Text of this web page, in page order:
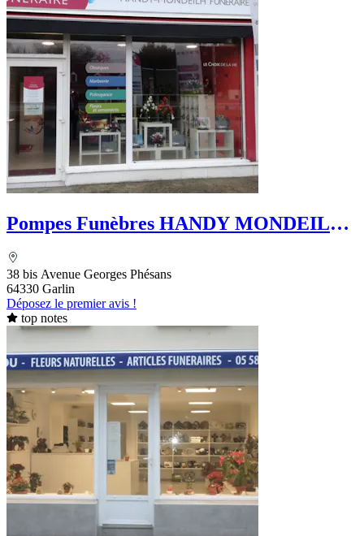
Pompes Funèbres HANDY MONDEILH -
38 bis Avenue Georges Phésans
64330 Garlin
Déposez le premier avis !
top notes